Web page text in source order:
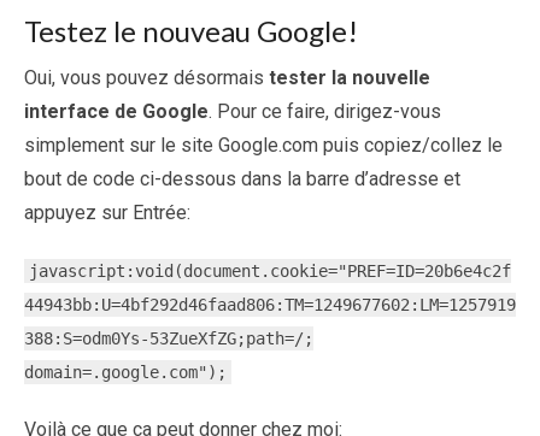
Testez le nouveau Google!
Oui, vous pouvez désormais tester la nouvelle
interface de Google. Pour ce faire, dirigez-vous
simplement sur le site Google.com puis copiez/collez le
bout de code ci-dessous dans la barre d’adresse et
appuyez sur Entrée:
javascript:void(document.cookie="PREF=ID=20b6e4c2f
44943bb:U=4bf292d46faad806:TM=1249677602:LM=1257919
388:S=odm0Ys-53ZueXfZG;path=/;
domain=.google.com");
Voilà ce que ça peut donner chez moi: